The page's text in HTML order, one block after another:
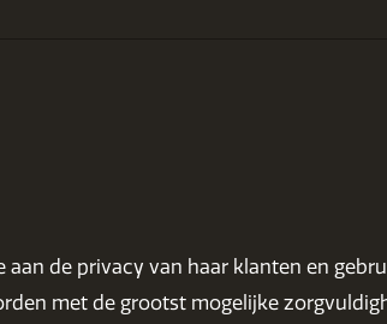
de privacy van haar klanten en
met de grootst mogelijke